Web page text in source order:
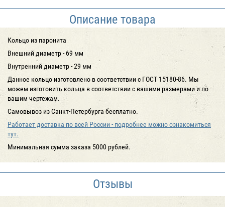
Описание товара
Кольцо из паронита
Внешний диаметр - 69 мм
Внутренний диаметр - 29 мм
Данное кольцо изготовлено в соответствии с ГОСТ 15180-86. Мы
можем изготовить кольца в соответствии с вашими размерами и по
вашим чертежам.
Самовывоз из Санкт-Петербурга бесплатно.
Работает доставка по всей России - подробнее можно ознакомиться
тут.
Минимальная сумма заказа 5000 рублей.
Отзывы